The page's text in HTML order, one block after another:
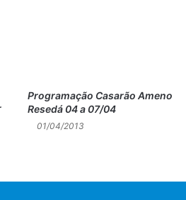
Programação Casarão Ameno
Resedá 04 a 07/04
01/04/2013